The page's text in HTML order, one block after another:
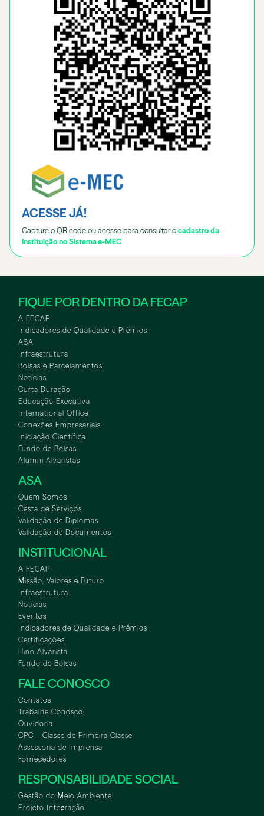
ACESSE JÁ!
Capture o QR code ou acesse para consultar o cadastro da
Instituição no Sistema e-MEC
FIQUE POR DENTRO DA FECAP
A FECAP
Indicadores de Qualidade e Prêmios
ASA
Infraestrutura
Bolsas e Parcelamentos
Notícias
Curta Duração
Educação Executiva
International Office
Conexões Empresariais
Iniciação Científica
Fundo de Bolsas
Alumni Alvaristas
ASA
Quem Somos
Cesta de Serviços
Validação de Diplomas
Validação de Documentos
INSTITUCIONAL
A FECAP
Missão, Valores e Futuro
Infraestrutura
Notícias
Eventos
Indicadores de Qualidade e Prêmios
Certificações
Hino Alvarista
Fundo de Bolsas
FALE CONOSCO
Contatos
Trabalhe Conosco
Ouvidoria
CPC – Classe de Primeira Classe
Assessoria de Imprensa
Fornecedores
RESPONSABILIDADE SOCIAL
Gestão do Meio Ambiente
Projeto Integração